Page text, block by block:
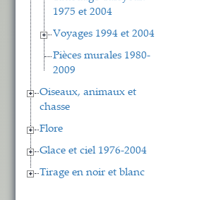
1975 et 2004
Voyages 1994 et 2004
Pièces murales 1980-
2009
Oiseaux, animaux et
chasse
Flore
Glace et ciel 1976-2004
Tirage en noir et blanc